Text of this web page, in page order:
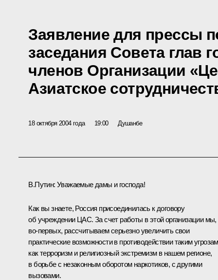
Заявление для прессы
заседания Совета глав
членов Организации
Азиатское
18 октября 2004 года 19:00 Душанбе
В.Путин: Уважаемые дамы и господа!
Как вы знаете, Россия присоединилась к договору
об учреждении ЦАС. За счет работы в этой организации мы,
во‑первых, рассчитываем серьезно увеличить свои
практические возможности в противодействии таким
как терроризм и религиозный экстремизм в нашем регионе,
в борьбе с незаконным оборотом наркотиков, с другими
вызовами.